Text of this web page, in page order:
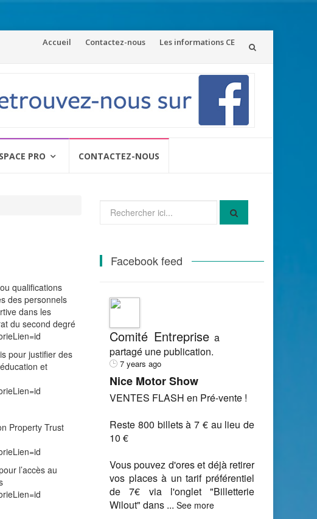
Aller
Accueil Contactez-nous Les informations CE
PRO CONTACTEZ-NOUS
qualifications
des personnels
dans les
du second degré
pour justifier des
et
Property Trust
l’accès au
pour
Facebook feed
Comité Entreprisea
partagé une publication.
7 years ago
Nice Motor Show
VENTES FLASH en Pré-vente !
Reste 800 billets à 7 € au lieu de
10 €
Vous pouvez d'ores et déjà retirer
vos places à un tarif préférentiel
de 7€ via l'onglet "Billetterie
Wilout" dans ... See more